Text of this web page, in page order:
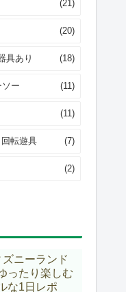
(21)
(20)
具あり (18)
ソー (11)
(11)
回転遊具 (7)
(2)
ニーランド
ったり楽しむ
な1日レポ